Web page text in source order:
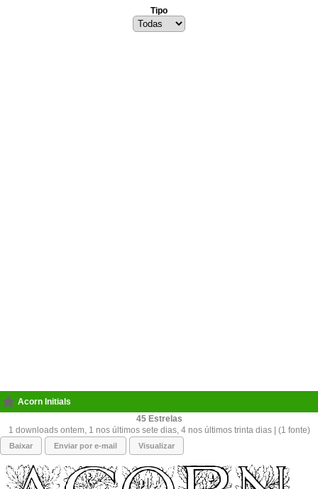
Tipo
Acorn Initials
45
1 downloads ontem, 1 nos últimos sete dias, 4 nos últimos trinta dias | (1 fonte)
Baixar Enviar por e-mail Visualizar